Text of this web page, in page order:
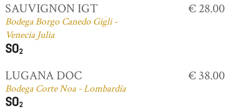
SAUVIGNON IGT
Bodega Borgo Canedo Gigli -
Venecia Julia
€ 28.00
LUGANA DOC
Bodega Corte Noa - Lombardía
€ 38.00